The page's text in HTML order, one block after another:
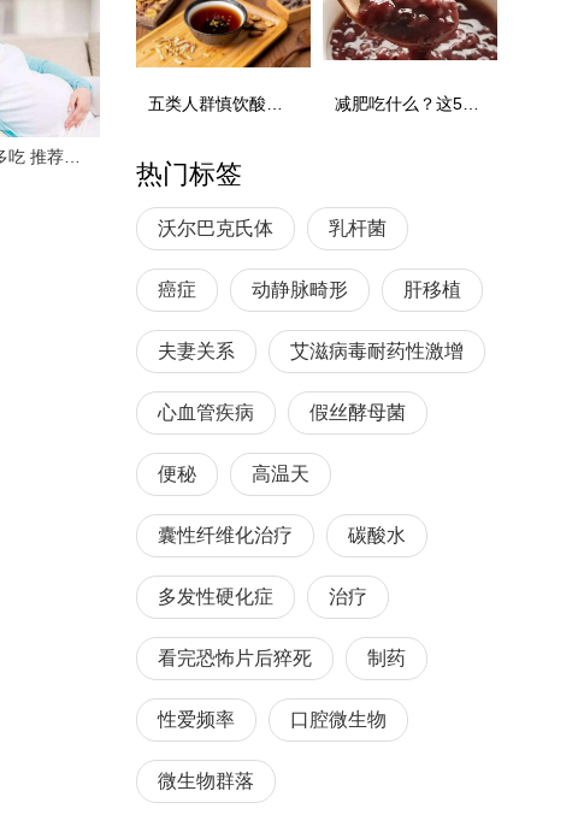
孕期这些食物要多吃 推荐这些孕妇健康营养食谱
热门标签
沃尔巴克氏体 乳杆菌
癌症 动静脉畸形 肝移植
夫妻关系 艾滋病毒耐药性激增
心血管疾病 假丝酵母菌
便秘 高温天
囊性纤维化治疗 碳酸水
多发性硬化症 治疗
看完恐怖片后猝死 制药
性爱频率 口腔微生物
微生物群落